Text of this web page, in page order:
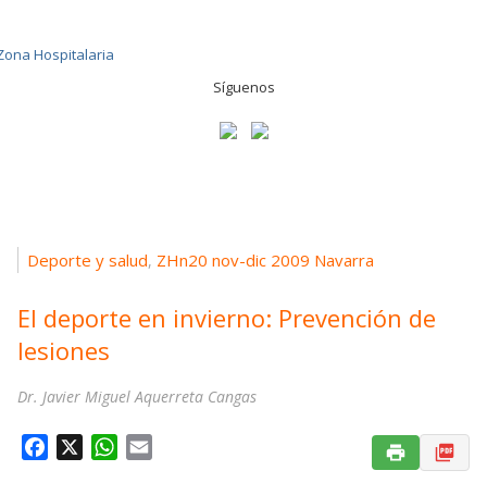
Síguenos
Deporte y salud, ZHn20 nov-dic 2009 Navarra
El deporte en invierno: Prevención de
lesiones
Dr. Javier Miguel Aquerreta Cangas
W